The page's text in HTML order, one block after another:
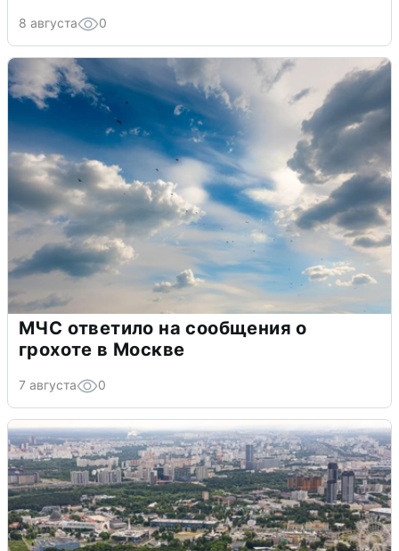
8 августа 0
МЧС ответило на сообщения о
грохоте в Москве
7 августа 0